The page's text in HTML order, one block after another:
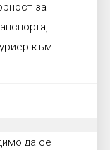
за
към
да се